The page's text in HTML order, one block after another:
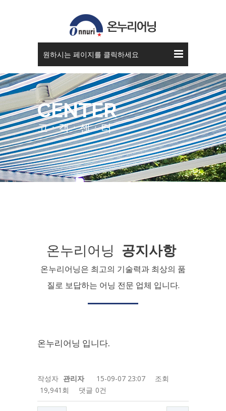
원하시는 페이지를 클릭하세요
CENTER
고ㆍ객ㆍ센ㆍ터
온누리어닝 공지사항
온누리어닝은 최고의 기술력과 최상의 품
질로 보답하는 어닝 전문 업체 입니다.
온누리어닝 입니다.
작성자 관리자 15-09-07 23:07
조회
19,941회
댓글 0건